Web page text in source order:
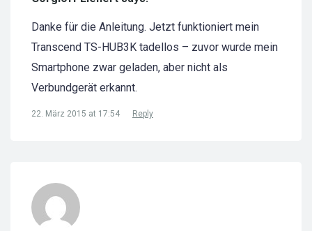
Danke für die Anleitung. Jetzt funktioniert mein
Transcend TS-HUB3K tadellos – zuvor wurde mein
Smartphone zwar geladen, aber nicht als
Verbundgerät erkannt.
22. März 2015 at 17:54 Reply